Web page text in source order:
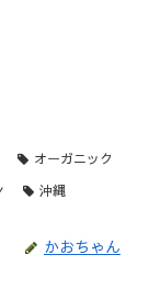
オーガニック
沖縄
かおちゃん